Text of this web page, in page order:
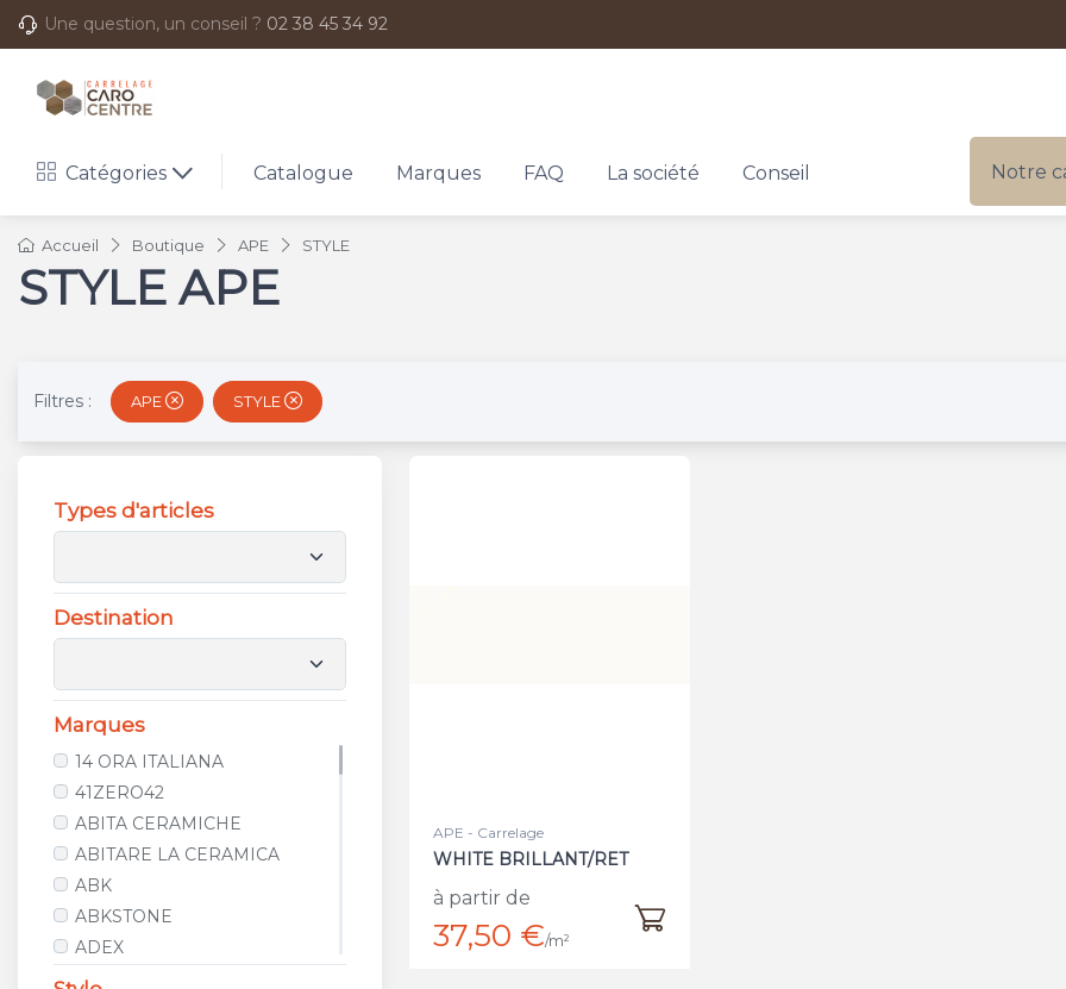
Une question, un conseil ? 02 38 45 34 92
Catégories Catalogue Marques FAQ La société Conseil Notre
Accueil Boutique APE STYLE
STYLE APE
Filtres : APE STYLE
Types d'articles
Destination
Marques
14 ORA ITALIANA
41ZERO42
ABITA CERAMICHE
ABITARE LA CERAMICA
ABK
ABKSTONE
ADEX
AGROB BUCHTAL
APE - Carrelage
WHITE BRILLANT/RET
à partir de
37,50 €/m²